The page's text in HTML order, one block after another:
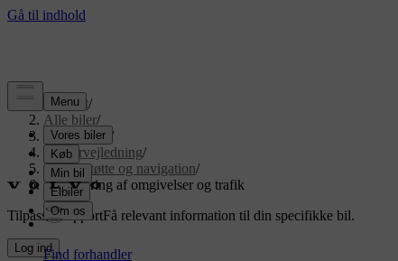
Support/
Alle biler/
EX90 2027 /
Brugervejledning/
Førerstøtte og navigation/
Registrering af omgivelser og trafik
Tilpasset supportFå relevant information til din specifikke bil.
Log ind